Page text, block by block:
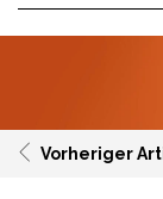
Vorheriger